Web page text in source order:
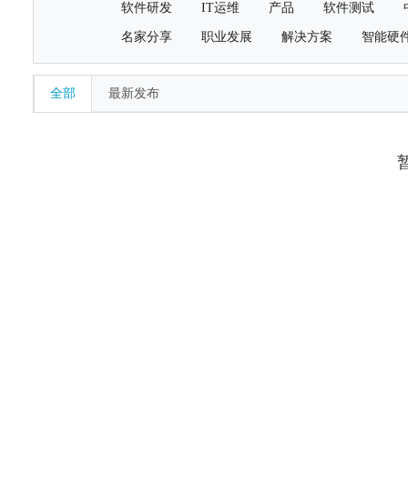
软件研发 IT运维 产品 软件测试
名家分享 职业发展 解决方案 智能硬
全部 最新发布